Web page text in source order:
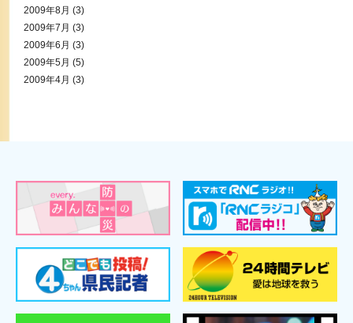
2009年8月 (3)
2009年7月 (3)
2009年6月 (3)
2009年5月 (5)
2009年4月 (3)